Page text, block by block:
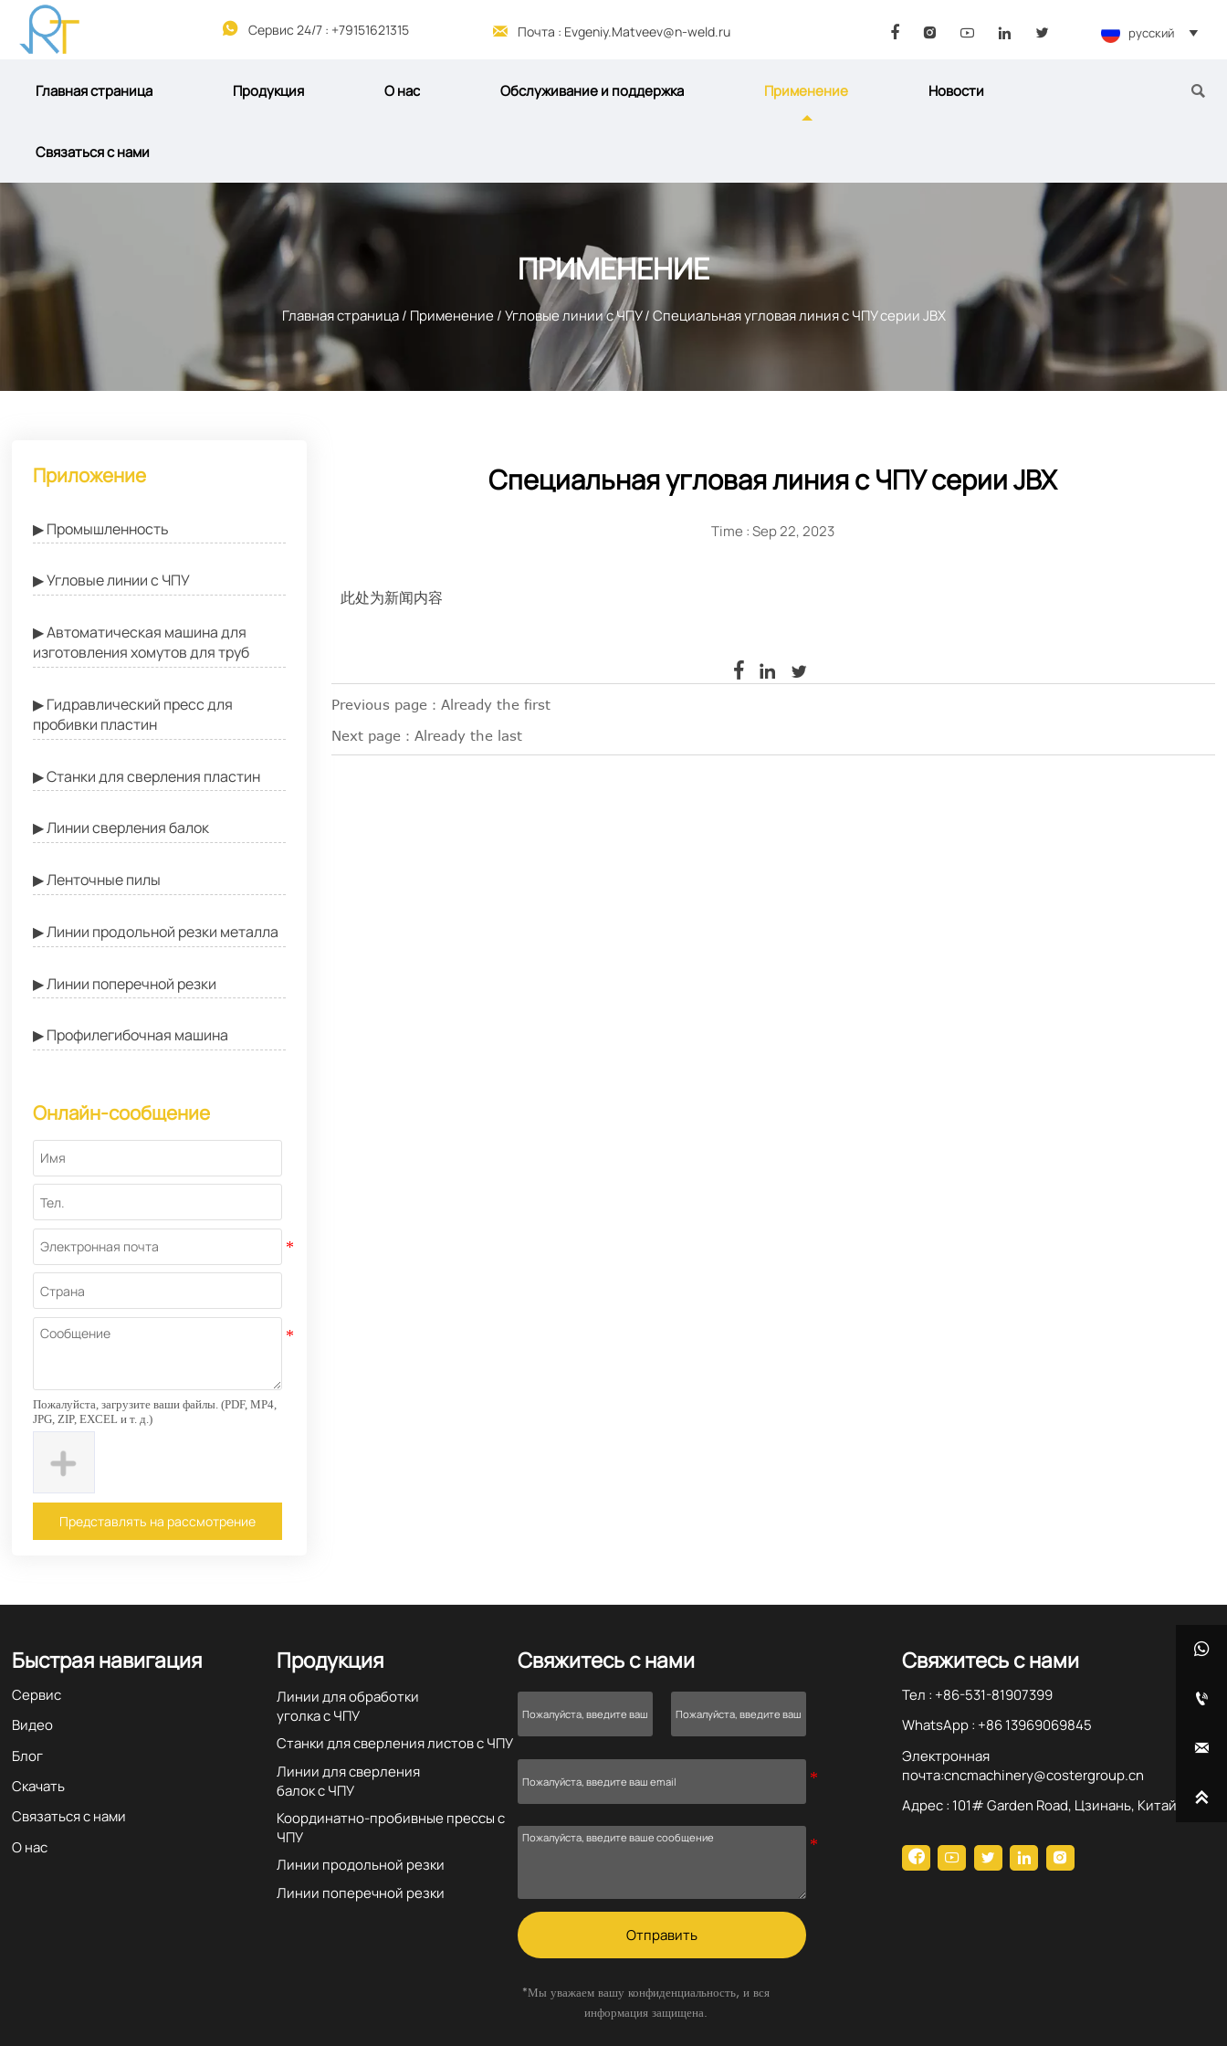
 Сервис 24/7 : +79151621315  Почта : Evgeniy.Matveev@n-weld.ru      русский 
Главная страница Продукция О нас Обслуживание и поддержка Применение Новости
Связаться с нами

ПРИМЕНЕНИЕ
Главная страница/ Применение/Угловые линии с ЧПУ/Специальная угловая линия с ЧПУ серии JBX
Приложение
▶ Промышленность
▶ Угловые линии с ЧПУ
▶ Автоматическая машина для
изготовления хомутов для труб
▶ Гидравлический пресс для
пробивки пластин
▶ Станки для сверления пластин
▶ Линии сверления балок
▶ Ленточные пилы
▶ Линии продольной резки металла
▶ Линии поперечной резки
▶ Профилегибочная машина
Онлайн-сообщение
Пожалуйста, загрузите ваши файлы. (PDF, MP4,
JPG, ZIP, EXCEL и т. д.)
Представлять на рассмотрение
Специальная угловая линия с ЧПУ серии JBX
Time : Sep 22, 2023
此处为新闻内容
  
Previous page：Already the first
Next page：Already the last
Быстрая навигация
Сервис
Видео
Блог
Скачать
Связаться с нами
О нас
Продукция
Линии для обработки
уголка с ЧПУ
Станки для сверления листов с ЧПУ
Линии для сверления
балок с ЧПУ
Координатно-пробивные прессы с
ЧПУ
Линии продольной резки
Линии поперечной резки
Свяжитесь с нами
Отправить
*Мы уважаем вашу конфиденциальность, и вся
информация защищена.
Свяжитесь с нами
Тел : +86-531-81907399
WhatsApp : +86 13969069845
Электронная
почта:cncmachinery@costergroup.cn
Адрес : 101# Garden Road, Цзинань, Китай
    



